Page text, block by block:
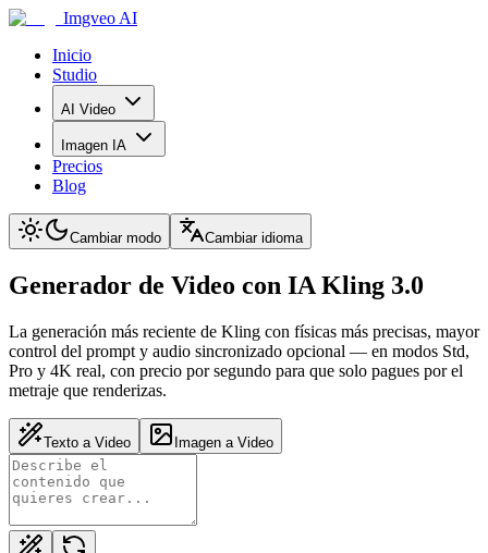
Imgveo AI
Inicio
Studio
AI Video
Imagen IA
Precios
Blog
Cambiar modo Cambiar idioma
Generador de Video con IA Kling 3.0
La generación más reciente de Kling con físicas más precisas, mayor
control del prompt y audio sincronizado opcional — en modos Std,
Pro y 4K real, con precio por segundo para que solo pagues por el
metraje que renderizas.
Texto a Video Imagen a Video